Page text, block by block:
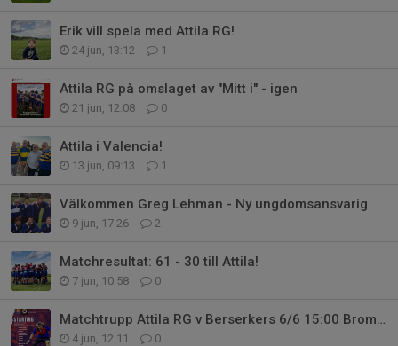
Erik vill spela med Attila RG!
24 jun, 13:12 1
Attila RG på omslaget av "Mitt i" - igen
21 jun, 12:08 0
Attila i Valencia!
13 jun, 09:13 1
Välkommen Greg Lehman - Ny ungdomsansvarig
9 jun, 17:26 2
Matchresultat: 61 - 30 till Attila!
7 jun, 10:58 0
Matchtrupp Attila RG v Berserkers 6/6 15:00 Bromma sportfält
4 jun, 12:11 0